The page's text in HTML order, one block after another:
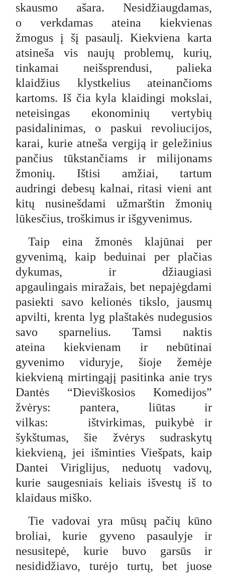
skausmo ašara. Nesidžiaugdamas,
o verkdamas ateina kiekvienas
žmogus į šį pasaulį. Kiekviena karta
atsineša vis naujų problemų, kurių,
tinkamai neišsprendusi, palieka
klaidžius klystkelius ateinančioms
kartoms. Iš čia kyla klaidingi mokslai,
neteisingas ekonominių vertybių
pasidalinimas, o paskui revoliucijos,
karai, kurie atneša vergiją ir geležinius
pančius tūkstančiams ir milijonams
žmonių. Ištisi amžiai, tartum
audringi debesų kalnai, ritasi vieni ant
kitų nusinešdami užmarštin žmonių
lūkesčius, troškimus ir išgyvenimus.
Taip eina žmonės klajūnai per
gyvenimą, kaip beduinai per plačias
dykumas, ir džiaugiasi
apgaulingais miražais, bet nepajėgdami
pasiekti savo kelionės tikslo, jausmų
apvilti, krenta lyg plaštakės nudegusios
savo sparnelius. Tamsi naktis
ateina kiekvienam ir nebūtinai
gyvenimo viduryje, šioje žemėje
kiekvieną mirtingąjį pasitinka anie trys
Dantės “Dieviškosios Komedijos”
žvėrys: pantera, liūtas ir
vilkas: ištvirkimas, puikybė ir
šykštumas, šie žvėrys sudraskytų
kiekvieną, jei išminties Viešpats, kaip
Dantei Viriglijus, neduotų vadovų,
kurie saugesniais keliais išvestų iš to
klaidaus miško.
Tie vadovai yra mūsų pačių kūno
broliai, kurie gyveno pasaulyje ir
nesusitepė, kurie buvo garsūs ir
nesididžiavo, turėjo turtų, bet juose